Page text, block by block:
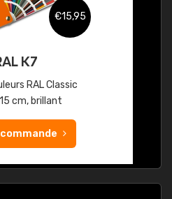
€15,95
K7
RAL Classic
cm, brillant